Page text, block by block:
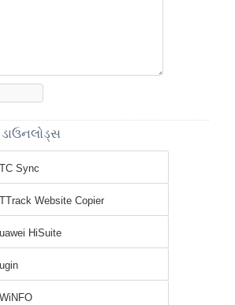
ડાઉનલોડ્સ
Sync
Website Copier
HiSuite